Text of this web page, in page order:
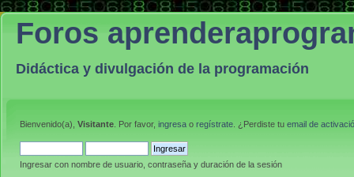
Foros
Didáctica y divulgación de la programación
Bienvenido(a), Visitante . Por favor, ingresa o regístrate . ¿Perdiste tu email de
Ingresar con nombre de usuario, contraseña y duración de la sesión